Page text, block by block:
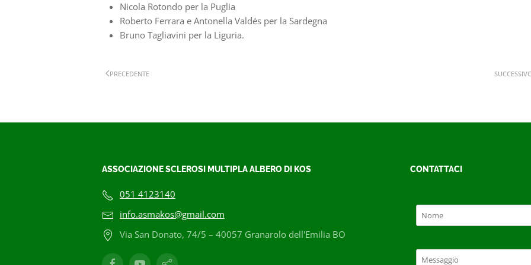
Nicola Rotondo per la Puglia
Roberto Ferrara e Antonella Valdés per la Sardegna
Bruno Tagliavini per la Liguria.
PRECEDENTE
ASSOCIAZIONE SCLEROSI MULTIPLA ALBERO DI KOS
051 4123140
info.asmakos@gmail.com
Via San Donato, 74/5 – 40057 Granarolo dell'Emilia BO
CONTATTACI